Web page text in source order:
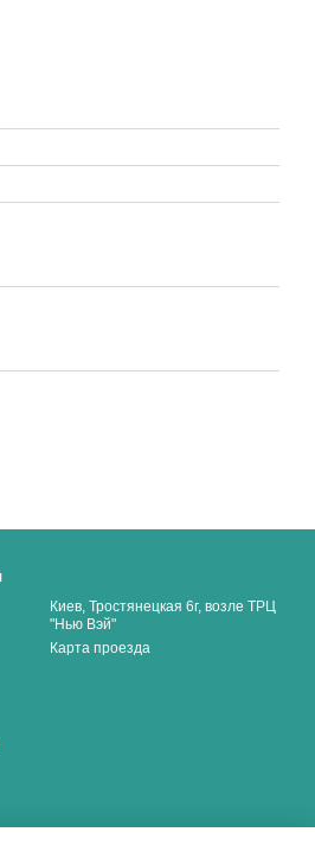
Киев, Тростянецкая 6г, возле ТРЦ
"Нью Вэй"
Карта проезда